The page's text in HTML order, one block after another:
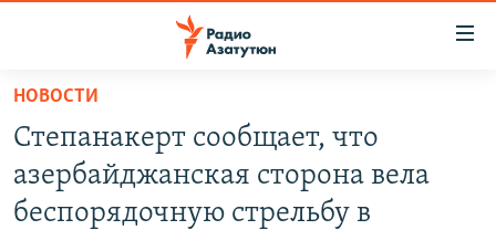
Перейти
основному
содержанию
Перейти
НОВОСТИ
ПОЛИТИКА
НОВОСТИ
Степанакерт сообщает, что
азербайджанская сторона вела
беспорядочную стрельбу в